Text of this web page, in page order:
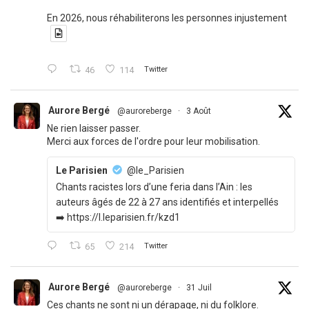
En 2026, nous réhabiliterons les personnes injustement
46 114 Twitter
Aurore Bergé @auroreberge · 3 Août
Ne rien laisser passer.
Merci aux forces de l'ordre pour leur mobilisation.
Le Parisien
@le_Parisien
Chants racistes lors d’une feria dans l’Ain : les
auteurs âgés de 22 à 27 ans identifiés et interpellés
➡️ https://l.leparisien.fr/kzd1
65 214 Twitter
Aurore Bergé @auroreberge · 31 Juil
Ces chants ne sont ni un dérapage, ni du folklore.